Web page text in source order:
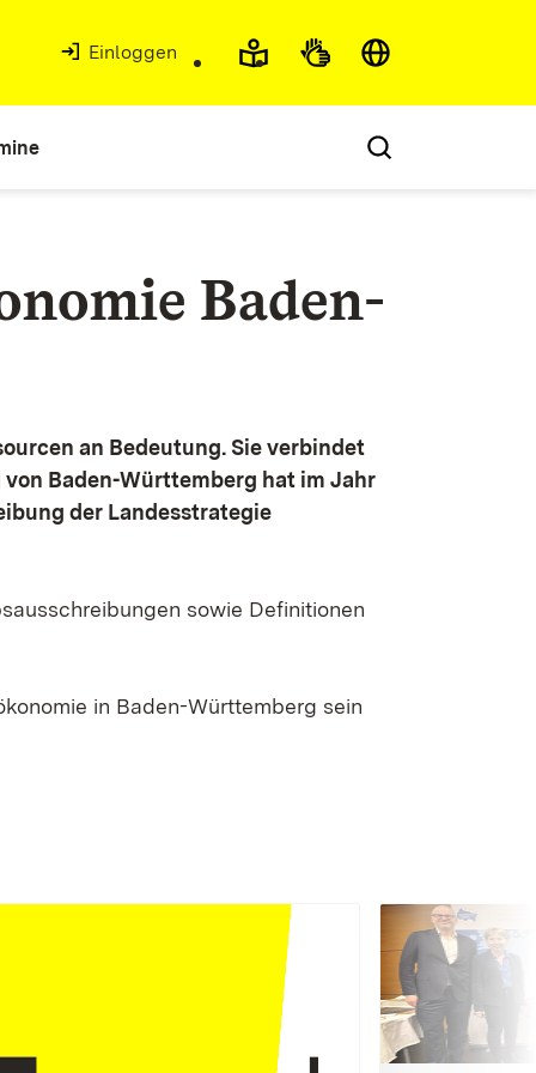
Einloggen
Baden-
an Bedeutung. Sie verbindet
Baden-Württemberg hat im Jahr
der Landesstrategie
sowie Definitionen
in Baden-Württemberg sein